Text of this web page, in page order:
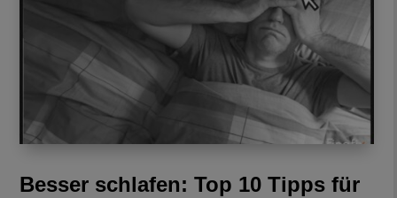
Besser schlafen: Top 10 Tipps für